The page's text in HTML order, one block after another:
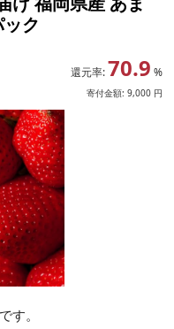
ク
還元率: 70.9 %
寄付金額: 9,000 円
す。